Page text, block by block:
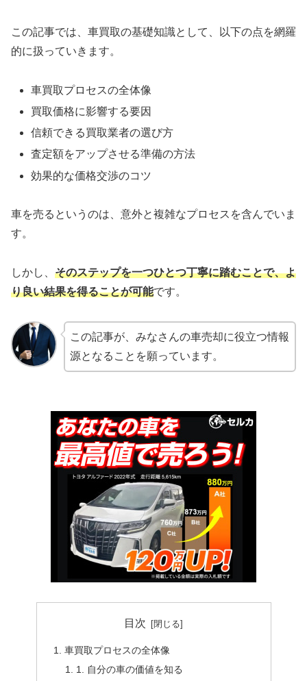
この記事では、車買取の基礎知識として、以下の点を網羅
的に扱っていきます。
車買取プロセスの全体像
買取価格に影響する要因
信頼できる買取業者の選び方
査定額をアップさせる準備の方法
効果的な価格交渉のコツ
車を売るというのは、意外と複雑なプロセスを含んでいま
す。
しかし、 そのステップを一つひとつ丁寧に踏むことで、よ
り良い結果を得ることが可能です。
この記事が、みなさんの車売却に役立つ情報
源となることを願っています。
目次
車買取プロセスの全体像
1. 自分の車の価値を知る